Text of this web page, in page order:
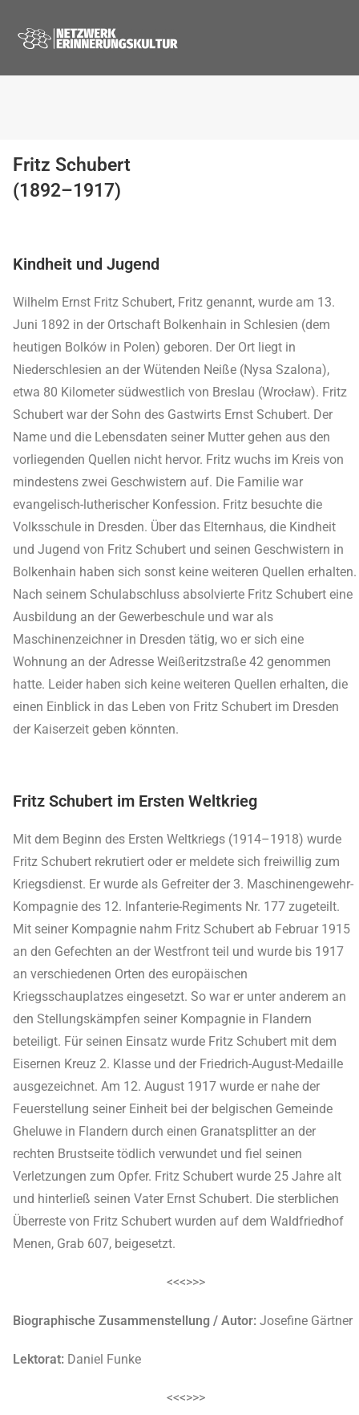
Fritz Schubert
(1892–1917)
Kindheit und Jugend
Wilhelm Ernst Fritz Schubert, Fritz genannt, wurde am 13.
Juni 1892 in der Ortschaft Bolkenhain in Schlesien (dem
heutigen Bolków in Polen) geboren. Der Ort liegt in
Niederschlesien an der Wütenden Neiße (Nysa Szalona),
etwa 80 Kilometer südwestlich von Breslau (Wrocław). Fritz
Schubert war der Sohn des Gastwirts Ernst Schubert. Der
Name und die Lebensdaten seiner Mutter gehen aus den
vorliegenden Quellen nicht hervor. Fritz wuchs im Kreis von
mindestens zwei Geschwistern auf. Die Familie war
evangelisch-lutherischer Konfession. Fritz besuchte die
Volksschule in Dresden. Über das Elternhaus, die Kindheit
und Jugend von Fritz Schubert und seinen Geschwistern in
Bolkenhain haben sich sonst keine weiteren Quellen erhalten.
Nach seinem Schulabschluss absolvierte Fritz Schubert eine
Ausbildung an der Gewerbeschule und war als
Maschinenzeichner in Dresden tätig, wo er sich eine
Wohnung an der Adresse Weißeritzstraße 42 genommen
hatte. Leider haben sich keine weiteren Quellen erhalten, die
einen Einblick in das Leben von Fritz Schubert im Dresden
der Kaiserzeit geben könnten.
Fritz Schubert im Ersten Weltkrieg
Mit dem Beginn des Ersten Weltkriegs (1914–1918) wurde
Fritz Schubert rekrutiert oder er meldete sich freiwillig zum
Kriegsdienst. Er wurde als Gefreiter der 3. Maschinengewehr-
Kompagnie des 12. Infanterie-Regiments Nr. 177 zugeteilt.
Mit seiner Kompagnie nahm Fritz Schubert ab Februar 1915
an den Gefechten an der Westfront teil und wurde bis 1917
an verschiedenen Orten des europäischen
Kriegsschauplatzes eingesetzt. So war er unter anderem an
den Stellungskämpfen seiner Kompagnie in Flandern
beteiligt. Für seinen Einsatz wurde Fritz Schubert mit dem
Eisernen Kreuz 2. Klasse und der Friedrich-August-Medaille
ausgezeichnet. Am 12. August 1917 wurde er nahe der
Feuerstellung seiner Einheit bei der belgischen Gemeinde
Gheluwe in Flandern durch einen Granatsplitter an der
rechten Brustseite tödlich verwundet und fiel seinen
Verletzungen zum Opfer. Fritz Schubert wurde 25 Jahre alt
und hinterließ seinen Vater Ernst Schubert. Die sterblichen
Überreste von Fritz Schubert wurden auf dem Waldfriedhof
Menen, Grab 607, beigesetzt.
<<<>>>
Biographische Zusammenstellung / Autor: Josefine Gärtner
Lektorat: Daniel Funke
<<<>>>